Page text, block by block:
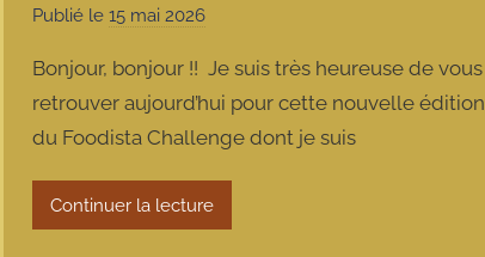
Publié le15 mai 2026
r
m
a
m
o
Bonjour, bonjour !! Je suis très heureuse de vous
retrouver aujourd’hui pour cette nouvelle édition
du Foodista Challenge dont je suis
Continuer la lecture